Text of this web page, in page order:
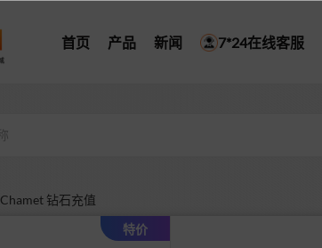
首页 产品 新闻 7*24在线客服
Chamet 钻石充值
特价